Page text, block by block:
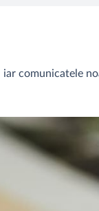
comunicatele